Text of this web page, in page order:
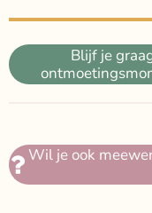
Blijf je
Wil je ook